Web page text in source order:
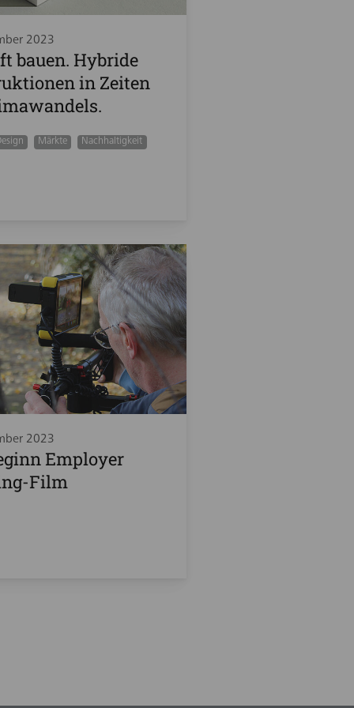
2023
bauen. Hybride
in Zeiten
Märkte
Nachhaltigkeit
2023
Employer
Film